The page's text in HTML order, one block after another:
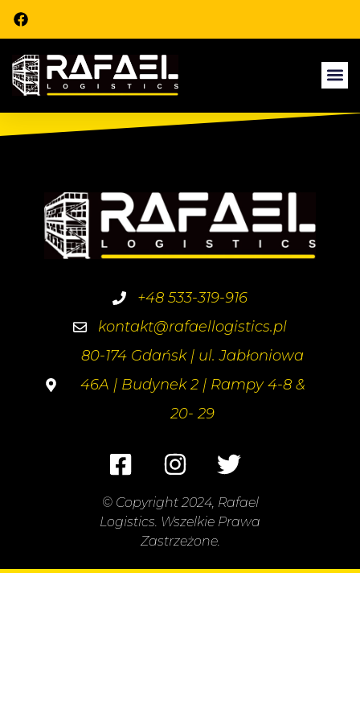
+48 533-319-916
kontakt@rafaellogistics.pl
80-174 Gdańsk | ul. Jabłoniowa
46A | Budynek 2 | Rampy 4-8 &
20- 29
© Copyright 2024, Rafael
Logistics. Wszelkie Prawa
Zastrzeżone.